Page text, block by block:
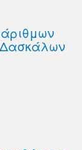
Δασκάλων